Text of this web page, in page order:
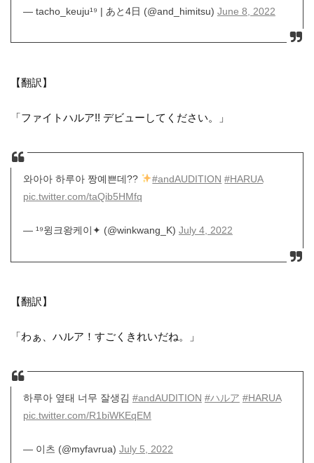
— tacho_keuju¹⁹ | あと4日 (@and_himitsu) June 8, 2022
【翻訳】
「ファイトハルア!! デビューしてください。」
와아아 하루아 짱예쁜데?? #andAUDITION #HARUA
pic.twitter.com/taQib5HMfq
— ¹⁹윙크왕케이✦ (@winkwang_K) July 4, 2022
【翻訳】
「わぁ、ハルア！すごくきれいだね。」
하루아 옆태 너무 잘생김 #andAUDITION #ハルア #HARUA
pic.twitter.com/R1biWKEqEM
— 이츠 (@myfavrua) July 5, 2022